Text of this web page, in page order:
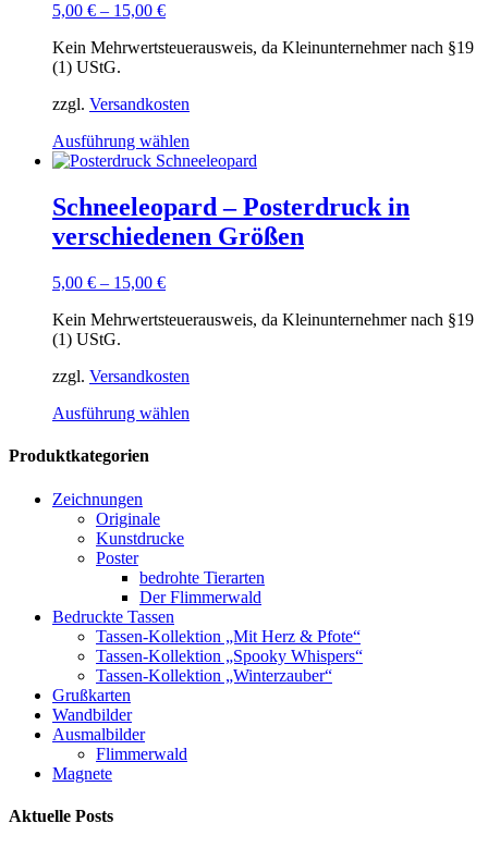
auf
5,00 € – 15,00 €
Kein Mehrwertsteuerausweis, da Kleinunternehmer nach §19
(1) UStG.
zzgl. Versandkosten
Ausführung wählen
Produkt
mehrere
Varianten
auf.
auf
Schneeleopard – Posterdruck in
verschiedenen Größen
5,00 € – 15,00 €
Kein Mehrwertsteuerausweis, da Kleinunternehmer nach §19
(1) UStG.
zzgl. Versandkosten
Ausführung wählen
können
auf
der
Produktseite
gewählt
werden
Produktkategorien
Zeichnungen
Originale
Kunstdrucke
Poster
bedrohte Tierarten
Der Flimmerwald
Bedruckte Tassen
Tassen-Kollektion „Mit Herz & Pfote“
Tassen-Kollektion „Spooky Whispers“
Tassen-Kollektion „Winterzauber“
Grußkarten
Wandbilder
Ausmalbilder
Flimmerwald
Magnete
Aktuelle Posts